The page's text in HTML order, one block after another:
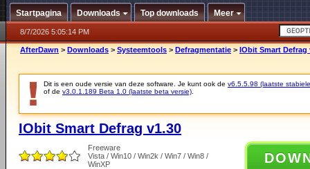
Startpagina Downloads Top downloads Meer
8/7/2026 5:05:14 PM
AfterDawn > Downloads > Systeemtools > Defragmentatie > IObit Smart Defrag
Dit is een oude versie van deze software. Je kunt ook de v6.5.5.98 (laatste
of de v3.0.1.189 Beta 1.0 (laatste beta versie)
IObit Smart Defrag v1.30
Freeware
Vista / Win10 / Win2k / Win7 / Win8 /
WinXP